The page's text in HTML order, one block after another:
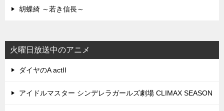
胡蝶綺 ～若き信長～
火曜日放送中のアニメ
ダイヤのA actII
アイドルマスター シンデレラガールズ劇場 CLIMAX SEASON